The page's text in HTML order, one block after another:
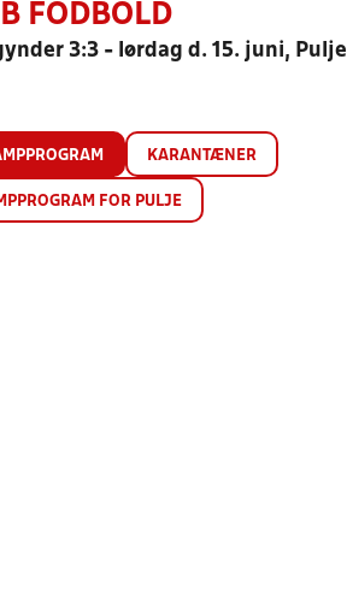
FODBOLD
3:3 - lørdag d. 15. juni, Pulje
KARANTÆNER
FOR PULJE